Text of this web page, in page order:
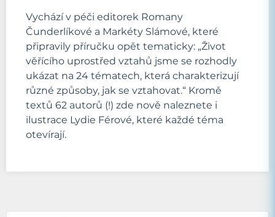
Vychází v péči editorek Romany
Čunderlíkové a Markéty Slámové, které
připravily příručku opět tematicky: „Život
věřícího uprostřed vztahů jsme se rozhodly
ukázat na 24 tématech, která charakterizují
různé způsoby, jak se vztahovat.“ Kromě
textů 62 autorů (!) zde nově naleznete i
ilustrace Lydie Férové, které každé téma
otevírají.